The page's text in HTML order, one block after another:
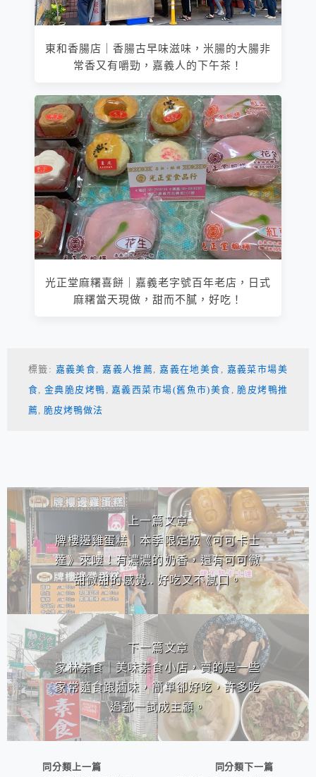
東和香腸店｜香腸古早味滋味，米腸的大腸非
常香又有嚼勁，嘉義人的下午茶！
光正堂麻糬喜餅｜嘉義老字號百年老店，日式
麻糬當天現做，甜而不膩，好吃！
標籤: 嘉義美食,嘉義人推薦,嘉義在地美食 , 嘉義菜市場美
食, 金典脆皮烤鴨 ,嘉義西菜市場(舊魚市)美食 ,脆皮烤鴨推
薦,脆皮烤鴨做法
相連文章
上一篇文章
牌樓邊雞蛋糕｜本季限定版《可可卡士
達》來嘍！有濃濃的奶香，還有可可微
甜微甜的感覺.. 好吃又不膩口。
下一篇文章
家林素食｜美味素食小店，賣的是一些
家常麵食跟滷味，簡單卻好吃，許多吃
過都一試成主顧。
同分類上一篇
同分類下一篇